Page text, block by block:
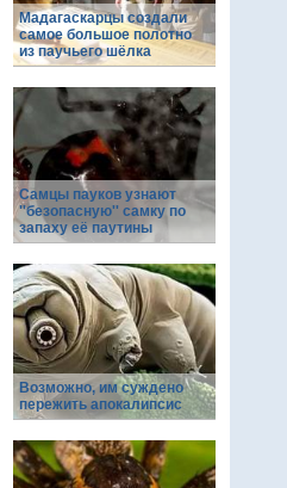
Мадагаскарцы создали
самое большое полотно
из паучьего шёлка
Самцы пауков узнают
''безопасную'' самку по
запаху её паутины
Возможно, им суждено
пережить апокалипсис